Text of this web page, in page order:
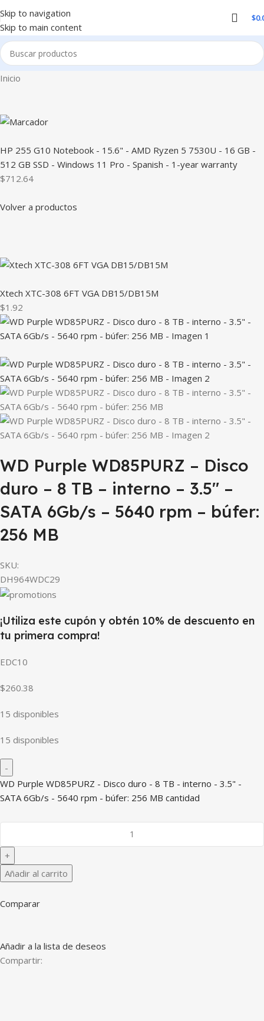
Skip to navigation
Skip to main content
$
Inicio
HP 255 G10 Notebook - 15.6" - AMD Ryzen 5 7530U - 16 GB -
512 GB SSD - Windows 11 Pro - Spanish - 1-year warranty
$712.64
Volver a productos
Xtech XTC-308 6FT VGA DB15/DB15M
$1.92
WD Purple WD85PURZ – Disco
duro – 8 TB – interno – 3.5″ –
SATA 6Gb/s – 5640 rpm – búfer:
256 MB
SKU:
DH964WDC29
¡Utiliza este cupón y obtén 10% de descuento en
tu primera compra!
EDC10
$260.38
15 disponibles
15 disponibles
WD Purple WD85PURZ - Disco duro - 8 TB - interno - 3.5" -
SATA 6Gb/s - 5640 rpm - búfer: 256 MB cantidad
Añadir al carrito
Comparar
Añadir a la lista de deseos
Compartir: